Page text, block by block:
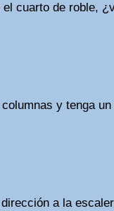
cuarto de roble,
y tenga
a la